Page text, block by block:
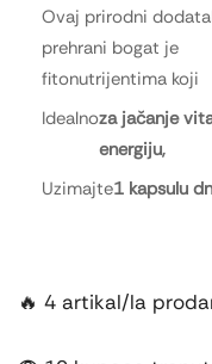
Ovaj prirodni
prehrani bogat je
fitonutrijentima koji
Idealnoza jačanje
energiju,
Uzimajte1 kapsulu
🔥 4 artikal/la